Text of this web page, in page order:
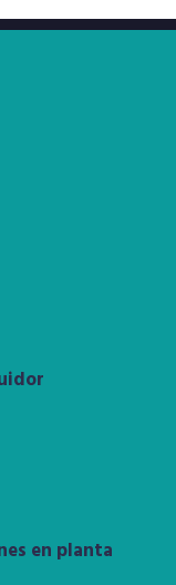
en planta